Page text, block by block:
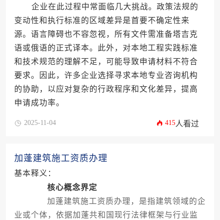
企业在此过程中常面临几大挑战。政策法规的
变动性和执行标准的区域差异是首要不确定性来
源。语言障碍也不容忽视，所有文件需准备塔吉克
语或俄语的正式译本。此外，对本地工程实践标准
和技术规范的理解不足，可能导致申请材料不符合
要求。因此，许多企业选择寻求本地专业咨询机构
的协助，以应对复杂的行政程序和文化差异，提高
申请成功率。
2025-11-04 415人看过
加蓬建筑施工资质办理
基本释义：
核心概念界定
加蓬建筑施工资质办理，是指建筑领域的企
业或个体，依据加蓬共和国现行法律框架与行业监